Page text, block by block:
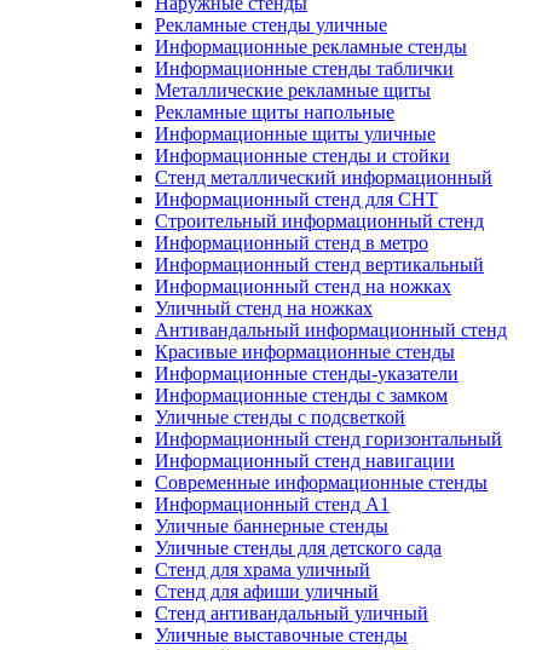
Рекламные стенды уличные
Информационные рекламные стенды
Информационные стенды таблички
Металлические рекламные щиты
Рекламные щиты напольные
Информационные щиты уличные
Информационные стенды и стойки
Стенд металлический информационный
Информационный стенд для СНТ
Строительный информационный стенд
Информационный стенд в метро
Информационный стенд вертикальный
Информационный стенд на ножках
Уличный стенд на ножках
Антивандальный информационный стенд
Красивые информационные стенды
Информационные стенды-указатели
Информационные стенды с замком
Уличные стенды с подсветкой
Информационный стенд горизонтальный
Информационный стенд навигации
Современные информационные стенды
Информационный стенд А1
Уличные баннерные стенды
Уличные стенды для детского сада
Стенд для храма уличный
Стенд для афиши уличный
Стенд антивандальный уличный
Уличные выставочные стенды